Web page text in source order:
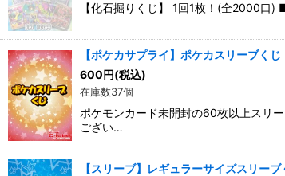
【化石掘りくじ】 1回1枚！(全2000口
【ポケカサプライ】ポケカスリーブくじ
600円(税込)
在庫数37個
ポケモンカード未開封の60枚以上スリ
ござい…
【スリーブ】レギュラーサイズスリーブ